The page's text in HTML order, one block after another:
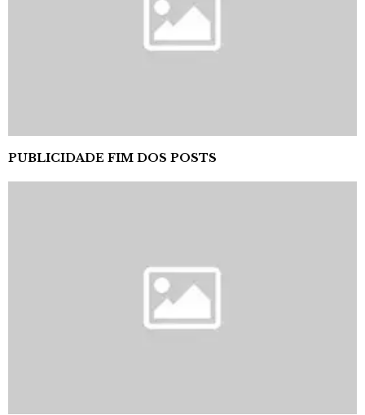
PUBLICIDADE FIM DOS POSTS